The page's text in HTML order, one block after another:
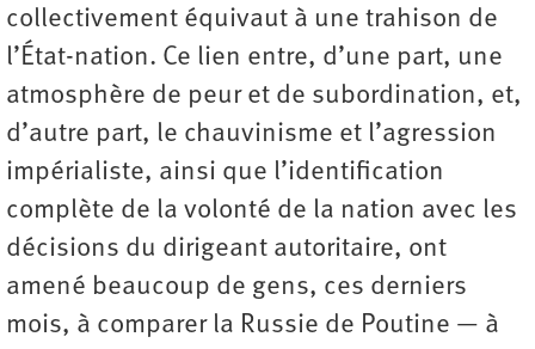
collectivement équivaut à une trahison de
l’État-nation. Ce lien entre, d’une part, une
atmosphère de peur et de subordination, et,
d’autre part, le chauvinisme et l’agression
impérialiste, ainsi que l’identification
complète de la volonté de la nation avec les
décisions du dirigeant autoritaire, ont
amené beaucoup de gens, ces derniers
mois, à comparer la Russie de Poutine — à